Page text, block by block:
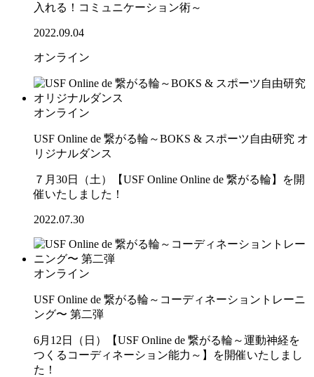
入れる！コミュニケーション術～
2022.09.04
オンライン
オンライン
USF Online de 繋がる輪～BOKS & スポーツ自由研究 オ
リジナルダンス
７月30日（土）【USF Online Online de 繋がる輪】を開
催いたしました！
2022.07.30
オンライン
USF Online de 繋がる輪～コーディネーショントレーニ
ング〜 第二弾
6月12日（日）【USF Online de 繋がる輪～運動神経を
つくるコーディネーション能力～】を開催いたしまし
た！